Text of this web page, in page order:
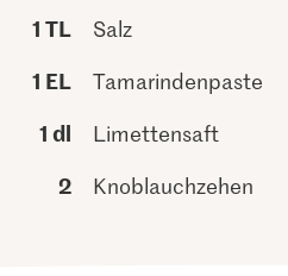
1 TL Salz
1 EL Tamarindenpaste
1 dl Limettensaft
2 Knoblauchzehen